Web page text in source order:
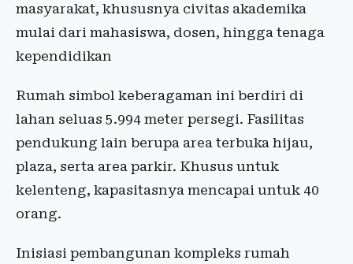
masyarakat, khususnya civitas akademika
mulai dari mahasiswa, dosen, hingga tenaga
kependidikan
Rumah simbol keberagaman ini berdiri di
lahan seluas 5.994 meter persegi. Fasilitas
pendukung lain berupa area terbuka hijau,
plaza, serta area parkir. Khusus untuk
kelenteng, kapasitasnya mencapai untuk 40
orang.
Inisiasi pembangunan kompleks rumah